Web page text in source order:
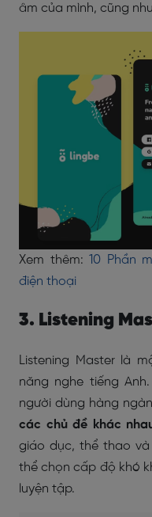
âm của mình, cũng
Xem thêm:10 Phần
điện thoại
3. Listening
Listening Master là
năng nghe tiếng
người dùng hàng ngàn
các chủ đề khác
giáo dục, thể thao và
thể chọn cấp độ khó
luyện tập.